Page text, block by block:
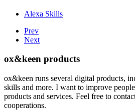
Alexa Skills
Prev
Next
ox&keen products
ox&keen runs several digital products,
skills and more. I want to improve
products and services. Feel free to
cooperations.